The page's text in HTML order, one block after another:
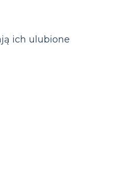
ich ulubione